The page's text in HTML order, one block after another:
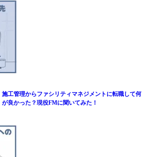
施工管理からファシリティマネジメントに転職して何
が良かった？現役FMに聞いてみた！